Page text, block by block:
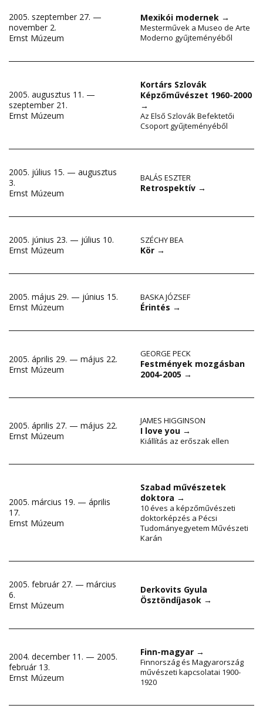
2005. szeptember 27. —
november 2.
Ernst Múzeum
Mexikói modernek →
Mesterművek a Museo de Arte
Moderno gyűjteményéből
2005. augusztus 11. —
szeptember 21.
Ernst Múzeum
Kortárs Szlovák
Képzőművészet 1960-2000
→
Az Első Szlovák Befektetői
Csoport gyűjteményéből
2005. július 15. — augusztus
3.
Ernst Múzeum
BALÁS ESZTER
Retrospektív →
2005. június 23. — július 10.
Ernst Múzeum
SZÉCHY BEA
Kör →
2005. május 29. — június 15.
Ernst Múzeum
BASKA JÓZSEF
Érintés →
2005. április 29. — május 22.
Ernst Múzeum
GEORGE PECK
Festmények mozgásban
2004-2005 →
2005. április 27. — május 22.
Ernst Múzeum
JAMES HIGGINSON
I love you →
Kiállítás az erőszak ellen
2005. március 19. — április
17.
Ernst Múzeum
Szabad művészetek
doktora →
10 éves a képzőművészeti
doktorképzés a Pécsi
Tudományegyetem Művészeti
Karán
2005. február 27. — március
6.
Ernst Múzeum
Derkovits Gyula
Ösztöndíjasok →
2004. december 11. — 2005.
február 13.
Ernst Múzeum
Finn-magyar →
Finnország és Magyarország
művészeti kapcsolatai 1900-
1920